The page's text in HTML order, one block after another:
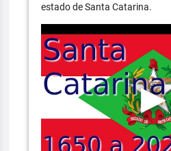
estado de Santa Catarina.